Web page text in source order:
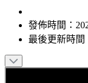
發佈時間：
最後更新時間